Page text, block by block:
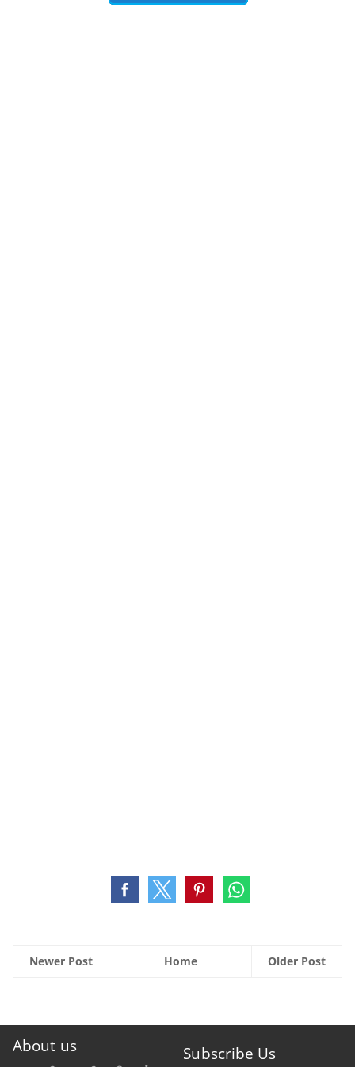
Newer Post Older Post
Home
About us Subscribe Us